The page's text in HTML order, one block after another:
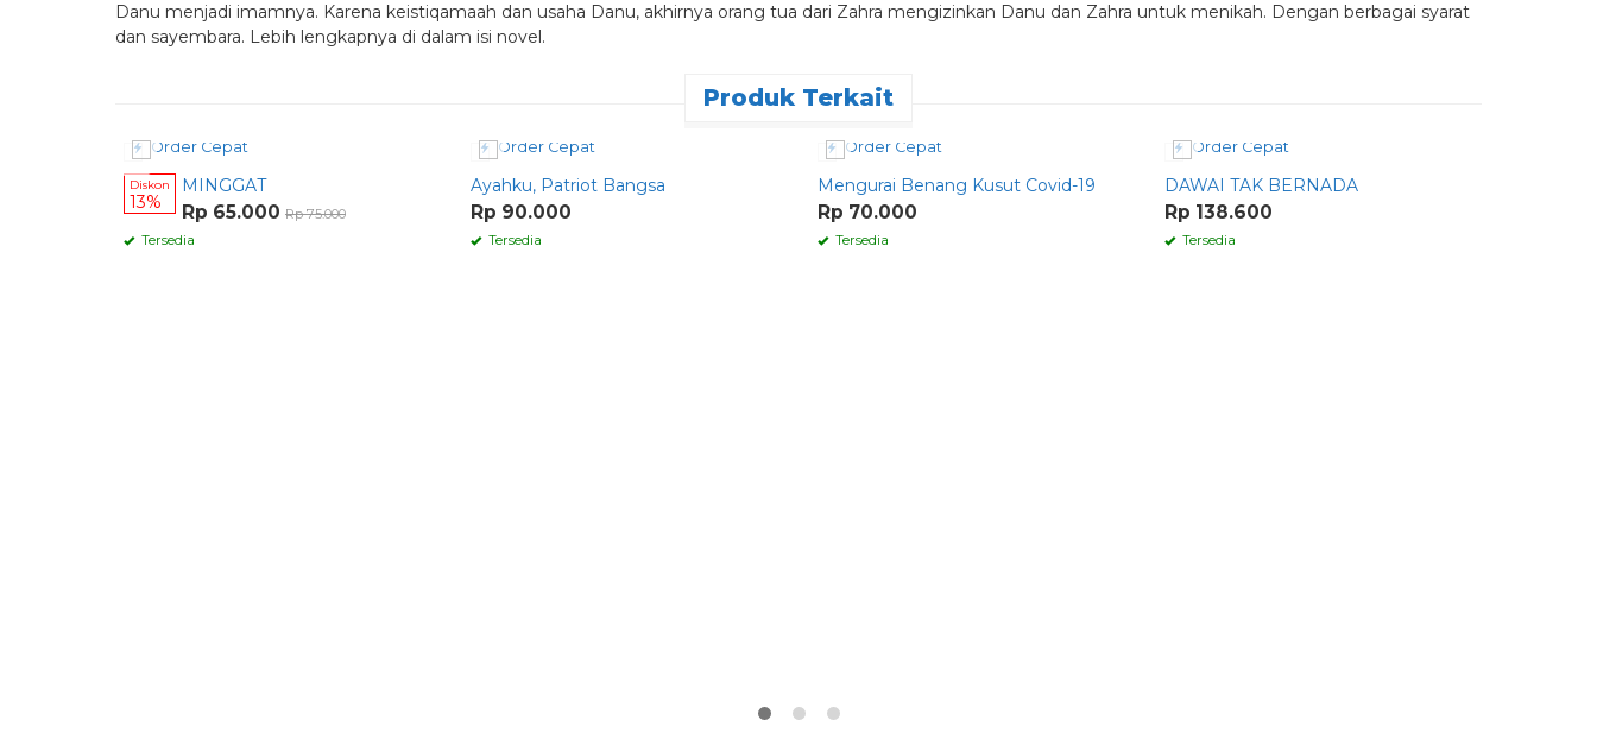
Danu menjadi imamnya. Karena keistiqamaah dan usaha Danu, akhirnya orang tua dari Zahra mengizinkan Danu dan Zahra untuk menikah. Dengan berbagai syarat
dan sayembara. Lebih lengkapnya di dalam isi novel.
Produk Terkait
Order Cepat
Diskon
13%
MINGGAT
Rp 65.000 Rp 75.000
Tersedia
Order Cepat
Ayahku, Patriot Bangsa
Rp 90.000
Tersedia
Order Cepat
Mengurai Benang Kusut Covid-19
Rp 70.000
Tersedia
Order Cepat
DAWAI TAK BERNADA
Rp 138.600
Tersedia